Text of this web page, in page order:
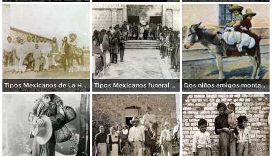
Tipos Mexicanos de La Hacienda La Purisima. Tipos Mexicanos funeral de un nino.. Dos niños amigos montados en burro